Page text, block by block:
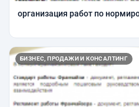
организация работ по
БИЗНЕС, ПРОДАЖИ И КОНСАЛТИНГ